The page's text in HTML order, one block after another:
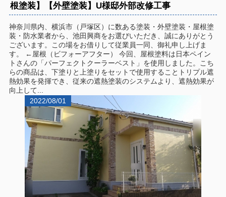
2022/08/01
根塗装】【外壁塗装】U様邸外部改修工事
神奈川県内、横浜市（戸塚区）に数ある塗装・外壁塗装・屋根塗
装・防水業者から、池田興商をお選びいただき、誠にありがとう
ございます。この場をお借りして従業員一同、御礼申し上げま
す。 ←屋根（ビフォーアフター） 今回、屋根塗料は日本ペイン
トさんの「パーフェクトクーラーベスト」を使用しました。こち
らの商品は、下塗りと上塗りをセットで使用することトリプル遮
熱効果を発揮でき、従来の遮熱塗装のシステムより、遮熱効果が
向上して...